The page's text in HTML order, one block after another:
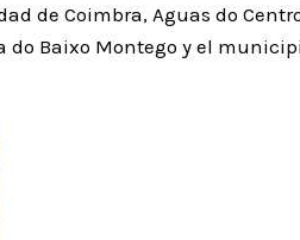
de Coimbra, Aguas do
Baixo Montego y el